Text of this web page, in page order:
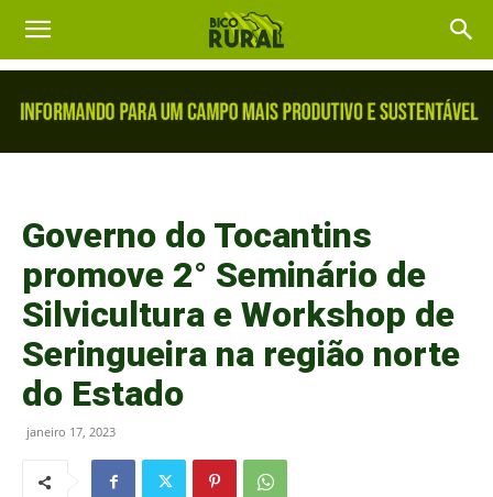
Governo do Tocantins
promove 2° Seminário de
Silvicultura e Workshop de
Seringueira na região norte
do Estado
janeiro 17, 2023